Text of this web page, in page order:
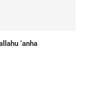
‘anha